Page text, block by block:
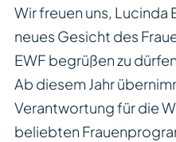
Wir freuen uns, Lucinda
neues Gesicht des
EWF begrüßen zu
Ab diesem Jahr
Verantwortung für die
beliebten